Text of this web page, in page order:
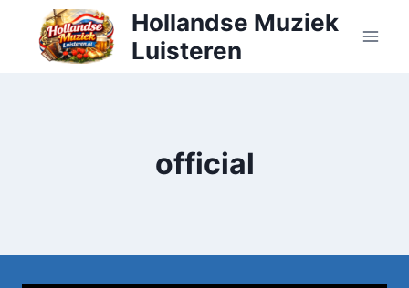
Doorgaan
inhoud
Hollandse Muziek
Luisteren
official